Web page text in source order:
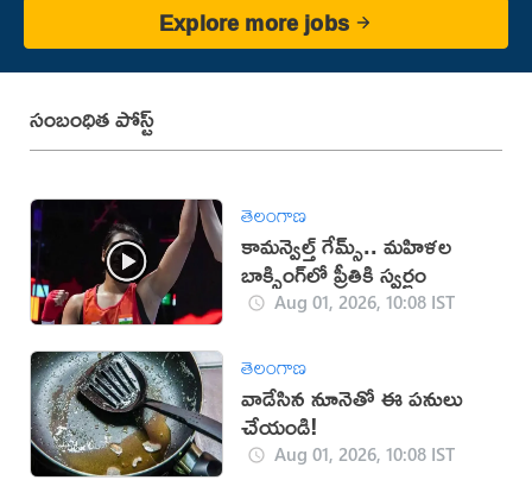
Explore more jobs
సంబంధిత పోస్ట్
తెలంగాణ
కామన్వెల్త్ గేమ్స్‌.. మహిళల
బాక్సింగ్‌లో ప్రీతికి స్వర్ణం
Aug 01, 2026, 10:08 IST
తెలంగాణ
వాడేసిన నూనెతో ఈ పనులు
చేయండి!
Aug 01, 2026, 10:08 IST